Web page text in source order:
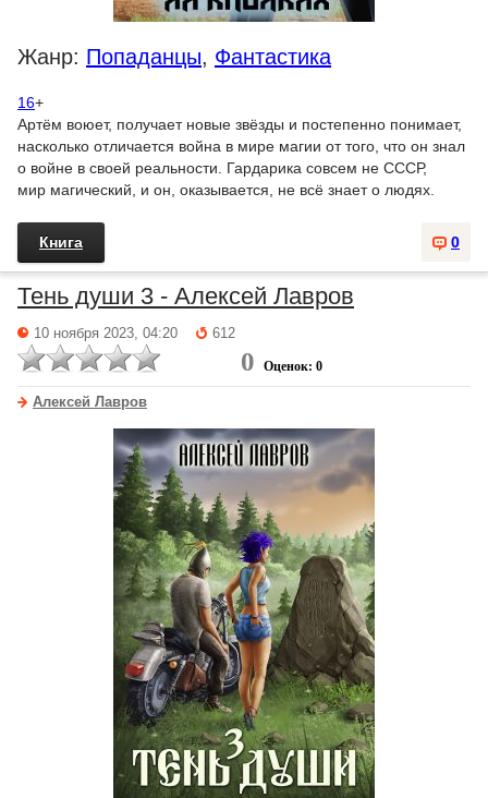
Жанр: Попаданцы, Фантастика
16+
Артём воюет, получает новые звёзды и постепенно понимает,
насколько отличается война в мире магии от того, что он знал
о войне в своей реальности. Гардарика совсем не СССР,
мир магический, и он, оказывается, не всё знает о людях.
0
Книга
Тень души 3 - Алексей Лавров
10 ноября 2023, 04:20 612
0 Оценок: 0
Алексей Лавров